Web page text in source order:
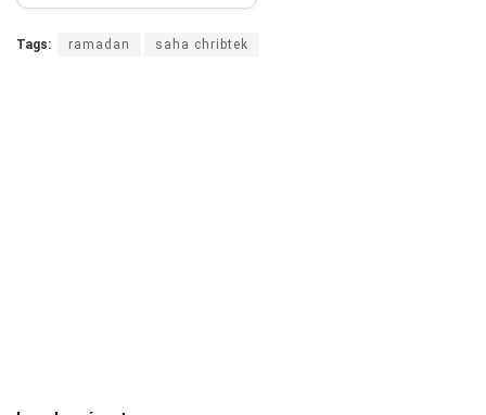
Tags: ramadan saha chribtek